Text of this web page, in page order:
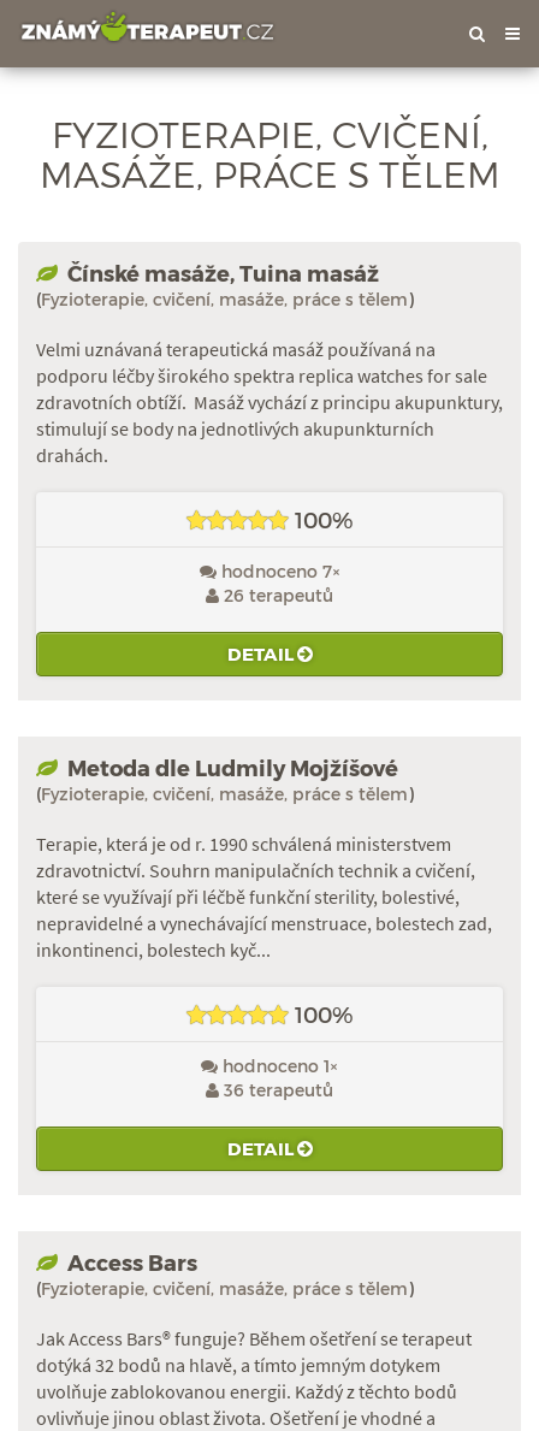
FYZIOTERAPIE, CVIČENÍ,
MASÁŽE, PRÁCE S TĚLEM
Čínské masáže, Tuina masáž
(Fyzioterapie, cvičení, masáže, práce s tělem)
Velmi uznávaná terapeutická masáž používaná na
podporu léčby širokého spektra replica watches for sale
zdravotních obtíží. Masáž vychází z principu akupunktury,
stimulují se body na jednotlivých akupunkturních
drahách.
100%
hodnoceno 7×
26 terapeutů
DETAIL
Metoda dle Ludmily Mojžíšové
(Fyzioterapie, cvičení, masáže, práce s tělem)
Terapie, která je od r. 1990 schválená ministerstvem
zdravotnictví. Souhrn manipulačních technik a cvičení,
které se využívají při léčbě funkční sterility, bolestivé,
nepravidelné a vynechávající menstruace, bolestech zad,
inkontinenci, bolestech kyč...
100%
hodnoceno 1×
36 terapeutů
DETAIL
Access Bars
(Fyzioterapie, cvičení, masáže, práce s tělem)
Jak Access Bars® funguje? Během ošetření se terapeut
dotýká 32 bodů na hlavě, a tímto jemným dotykem
uvolňuje zablokovanou energii. Každý z těchto bodů
ovlivňuje jinou oblast života. Ošetření je vhodné a